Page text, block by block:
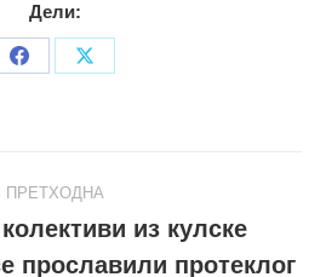
Дели:
Share
Share
ПРЕТХОДНА
Претходни
из кулске
прославили протеклог